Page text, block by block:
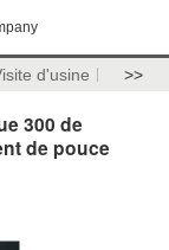
d'usine >>
300 de
de pouce